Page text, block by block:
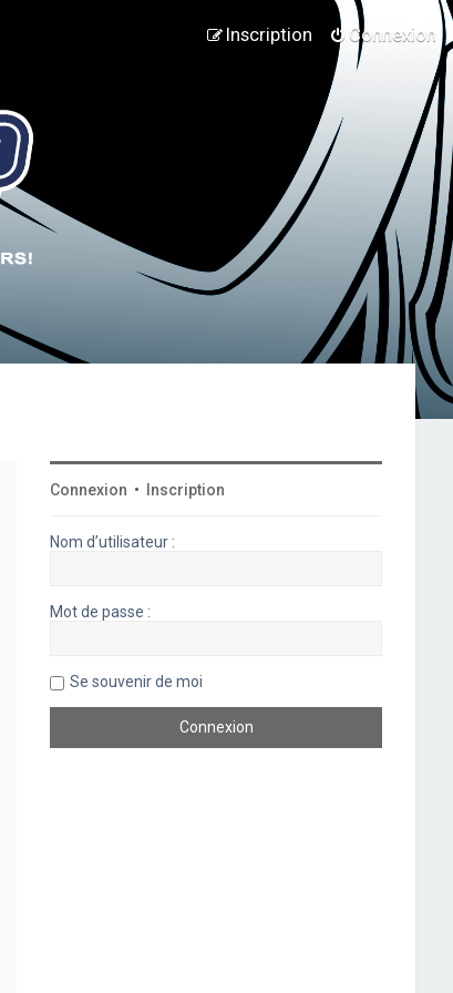
Connexion
Inscription
Connexion • Inscription
Nom d’utilisateur :
Mot de passe :
Se souvenir de moi